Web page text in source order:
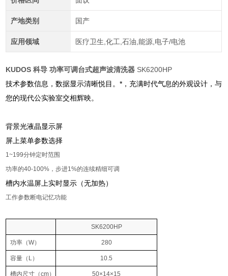
产地类别 国产
应用领域 医疗卫生,化工,石油,能源,电子/电池
KUDOS 科导 功率可调台式超声波清洗器 SK6200HP
技术参数信息，数据显示清晰悦目。*，充满时代气息的外观设计，与
您的现代公实验室交相辉映。
背景光液晶显示屏
屏上菜单参数选择
1~199分钟定时范围
功率的40-100% ，步进1%的连续精细可调
槽内水温屏上实时显示（无加热）
工作参数断电记忆功能
SK6200HP
功率 （W） 280
容量 （L） 10.5
槽内尺寸 （cm） 50×14×15